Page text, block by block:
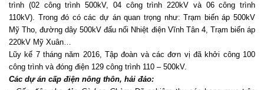
trình (02 công trình 500kV, 04 công trình 220kV và 06 công trình
110kV). Trong đó có các dự án quan trọng như: Trạm biến áp 500kV
Mỹ Tho, đường dây 500kV đấu nối Nhiệt điện Vĩnh Tân 4, Trạm biến áp
220kV Mỹ Xuân…
Lũy kế 7 tháng năm 2016, Tập đoàn và các đơn vị đã khởi công 100
công trình và đóng điện 129 công trình 110 – 500kV.
Các dự án cấp điện nông thôn, hải đảo: